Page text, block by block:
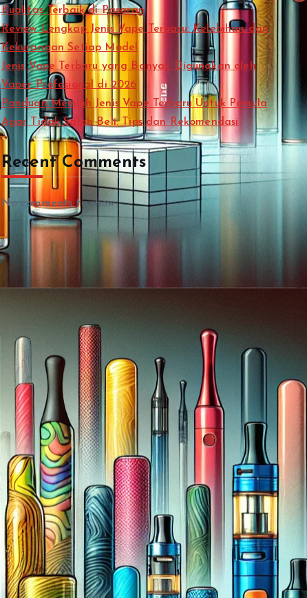
Kualitas Terbaik di Pasaran
Review Lengkap Jenis Vape Terbaru: Kelebihan dan
Kekurangan Setiap Model
Jenis Vape Terbaru yang Banyak Digunakan oleh
Vaper Profesional di 2026
Panduan Memilih Jenis Vape Terbaru Untuk Pemula
Agar Tidak Salah Beli: Tips dan Rekomendasi
Recent Comments
No comments to show.